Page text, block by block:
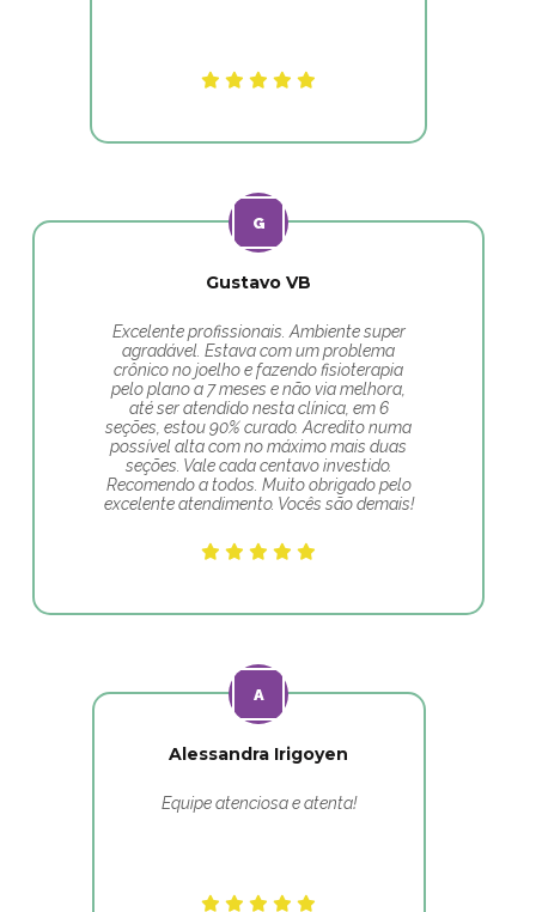
Gustavo VB
Excelente profissionais. Ambiente super
agradável. Estava com um problema
crônico no joelho e fazendo fisioterapia
pelo plano a 7 meses e não via melhora,
até ser atendido nesta clínica, em 6
seções, estou 90% curado. Acredito numa
possível alta com no máximo mais duas
seções. Vale cada centavo investido.
Recomendo a todos. Muito obrigado pelo
excelente atendimento. Vocês são demais!
Alessandra Irigoyen
Equipe atenciosa e atenta!